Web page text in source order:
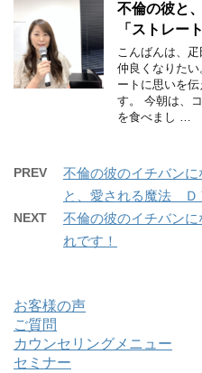
不倫の彼と
「ストレー
こんばんは、
仲良くなりた
ートに思いを
す。 今朝は、
を食べまし …
PREV
不倫の彼のイチバン
と、愛される魔法 Ｄ
NEXT
不倫の彼のイチバン
れです！
お客様の声
ご質問
カウンセリングメニュー
セミナー